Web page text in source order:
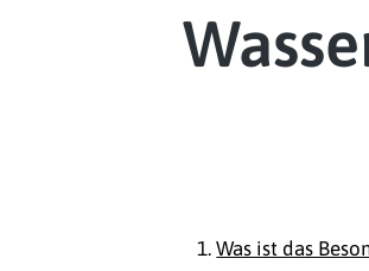
Was ist das